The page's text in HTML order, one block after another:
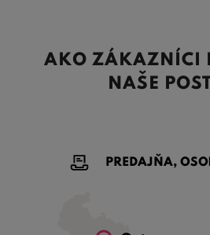
AKO ZÁKAZNÍCI
NAŠE
PREDAJŇA,